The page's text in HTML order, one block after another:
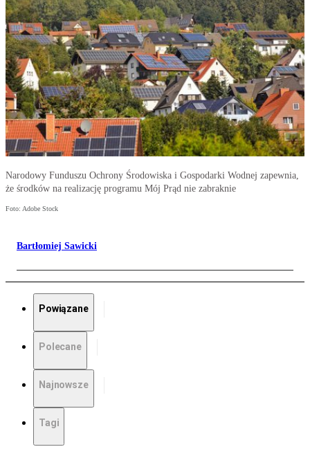
Narodowy Funduszu Ochrony Środowiska i Gospodarki Wodnej zapewnia,
że środków na realizację programu Mój Prąd nie zabraknie
Foto: Adobe Stock
Bartłomiej Sawicki
Powiązane
Polecane
Najnowsze
Tagi